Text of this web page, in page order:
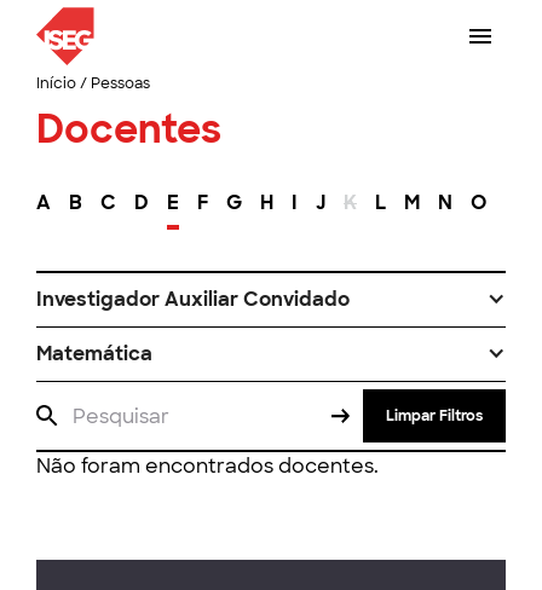
Início/ Pessoas
Docentes
A B C D E F G H I J K L M N O
Investigador Auxiliar Convidado
Matemática
Limpar Filtros
Não foram encontrados docentes.